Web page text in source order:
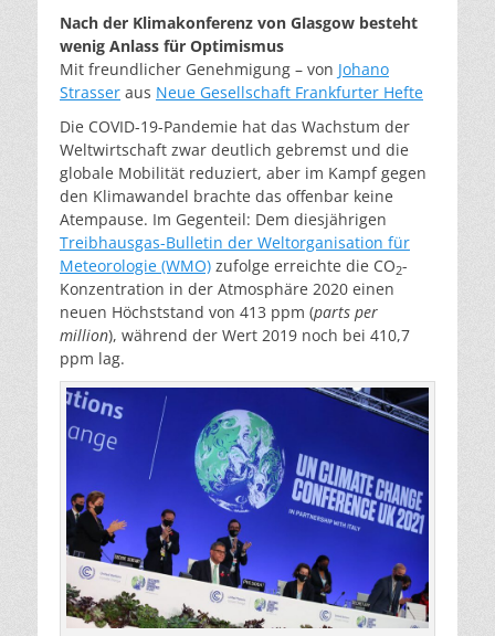
Nach der Klimakonferenz von Glasgow besteht
wenig Anlass für Optimismus
Mit freundlicher Genehmigung – von Johano
Strasser aus Neue Gesellschaft Frankfurter Hefte
Die COVID-19-Pandemie hat das Wachstum der
Weltwirtschaft zwar deutlich gebremst und die
globale Mobilität reduziert, aber im Kampf gegen
den Klimawandel brachte das offenbar keine
Atempause. Im Gegenteil: Dem diesjährigen
Treibhausgas-Bulletin der Weltorganisation für
Meteorologie (WMO) zufolge erreichte die CO2-
Konzentration in der Atmosphäre 2020 einen
neuen Höchststand von 413 ppm (parts per
million), während der Wert 2019 noch bei 410,7
ppm lag.